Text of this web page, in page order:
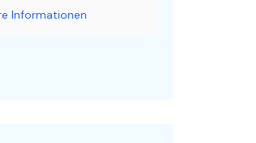
Informationen